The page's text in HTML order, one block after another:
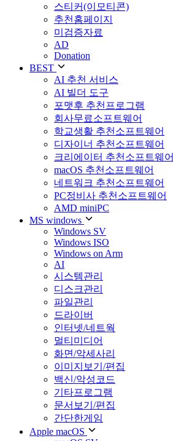
스티커(이모티콘)
추천홈페이지
미검증자료
AD
Donation
BEST
AI 추천 서비스
AI 빌더 도구
포맷후 추천프로그램
회사무료소프트웨어
학교생활 추천소프트웨어
디자이너 추천소프트웨어
크리에이터 추천소프트웨어
macOS 추천소프트웨어
네트워크 추천소프트웨어
PC정비사 추천소프트웨어
AMD miniPC
MS windows
Windows SV
Windows ISO
Windows on Arm
AI
시스템관리
디스크관리
파일관리
드라이버
인터넷/네트웍
멀티미디어
화면/악세사리
이미지보기/편집
백신/악성코드
기타프로그램
문서보기/편집
간단한게임
Apple macOS